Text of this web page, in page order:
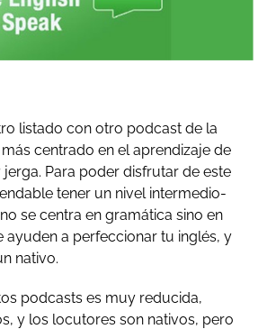
listado con otro podcast de la
centrado en el aprendizaje de
Para poder disfrutar de este
tener un nivel intermedio-
se centra en gramática sino en
ayuden a perfeccionar tu inglés, y
nativo.
podcasts es muy reducida,
y los locutores son nativos, pero